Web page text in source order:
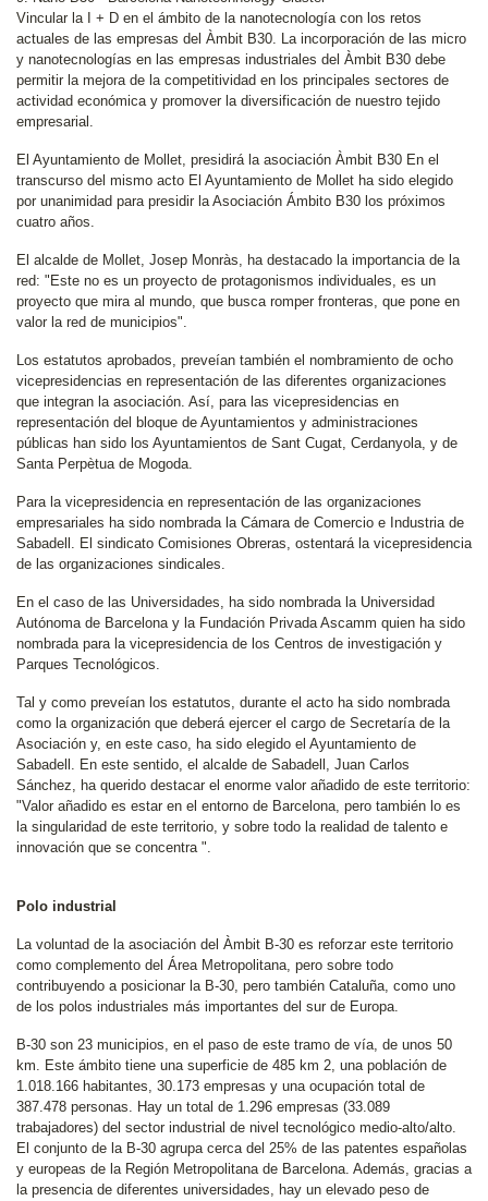
Vincular la I + D en el ámbito de la nanotecnología con los retos
actuales de las empresas del Àmbit B30. La incorporación de las micro
y nanotecnologías en las empresas industriales del Àmbit B30 debe
permitir la mejora de la competitividad en los principales sectores de
actividad económica y promover la diversificación de nuestro tejido
empresarial.
El Ayuntamiento de Mollet, presidirá la asociación Àmbit B30 En el
transcurso del mismo acto El Ayuntamiento de Mollet ha sido elegido
por unanimidad para presidir la Asociación Ámbito B30 los próximos
cuatro años.
El alcalde de Mollet, Josep Monràs, ha destacado la importancia de la
red: "Este no es un proyecto de protagonismos individuales, es un
proyecto que mira al mundo, que busca romper fronteras, que pone en
valor la red de municipios".
Los estatutos aprobados, preveían también el nombramiento de ocho
vicepresidencias en representación de las diferentes organizaciones
que integran la asociación. Así, para las vicepresidencias en
representación del bloque de Ayuntamientos y administraciones
públicas han sido los Ayuntamientos de Sant Cugat, Cerdanyola, y de
Santa Perpètua de Mogoda.
Para la vicepresidencia en representación de las organizaciones
empresariales ha sido nombrada la Cámara de Comercio e Industria de
Sabadell. El sindicato Comisiones Obreras, ostentará la vicepresidencia
de las organizaciones sindicales.
En el caso de las Universidades, ha sido nombrada la Universidad
Autónoma de Barcelona y la Fundación Privada Ascamm quien ha sido
nombrada para la vicepresidencia de los Centros de investigación y
Parques Tecnológicos.
Tal y como preveían los estatutos, durante el acto ha sido nombrada
como la organización que deberá ejercer el cargo de Secretaría de la
Asociación y, en este caso, ha sido elegido el Ayuntamiento de
Sabadell. En este sentido, el alcalde de Sabadell, Juan Carlos
Sánchez, ha querido destacar el enorme valor añadido de este territorio:
"Valor añadido es estar en el entorno de Barcelona, pero también lo es
la singularidad de este territorio, y sobre todo la realidad de talento e
innovación que se concentra ".
Polo industrial
La voluntad de la asociación del Àmbit B-30 es reforzar este territorio
como complemento del Área Metropolitana, pero sobre todo
contribuyendo a posicionar la B-30, pero también Cataluña, como uno
de los polos industriales más importantes del sur de Europa.
B-30 son 23 municipios, en el paso de este tramo de vía, de unos 50
km. Este ámbito tiene una superficie de 485 km 2, una población de
1.018.166 habitantes, 30.173 empresas y una ocupación total de
387.478 personas. Hay un total de 1.296 empresas (33.089
trabajadores) del sector industrial de nivel tecnológico medio-alto/alto.
El conjunto de la B-30 agrupa cerca del 25% de las patentes españolas
y europeas de la Región Metropolitana de Barcelona. Además, gracias a
la presencia de diferentes universidades, hay un elevado peso de